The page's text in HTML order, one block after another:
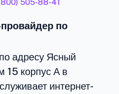
505-88-41
по
адресу Ясный
15 корпус А в
интернет-